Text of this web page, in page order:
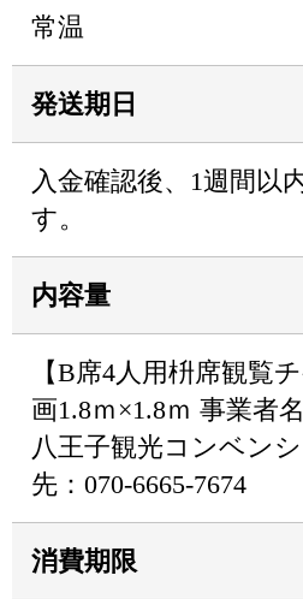
常温
発送期日
入金確認後、1週間以
す。
内容量
【B席4人用枡席観覧
画1.8ｍ×1.8ｍ 事業者
八王子観光コンベン
先：070-6665-7674
消費期限